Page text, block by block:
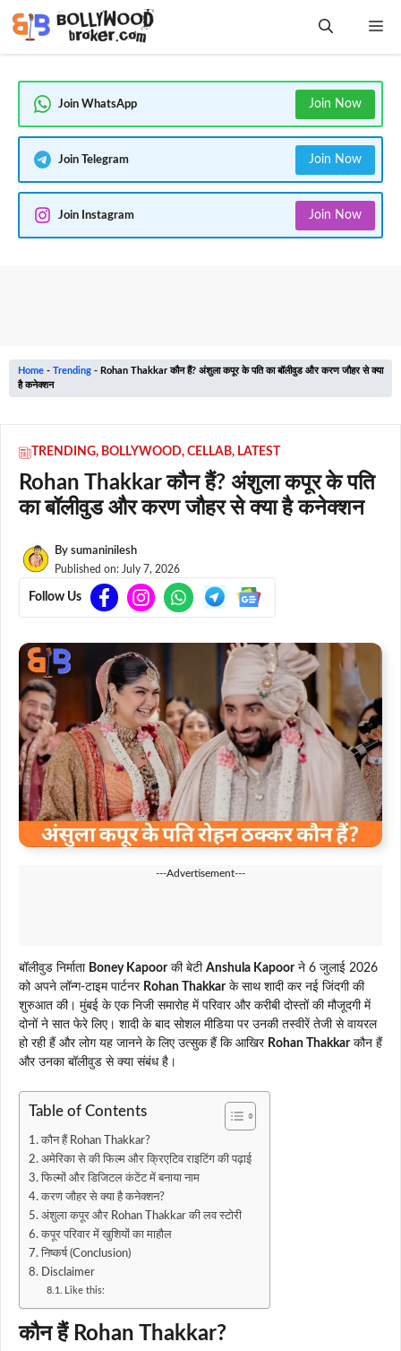
Join WhatsApp Join Now
Join Telegram Join Now
Join Instagram Join Now
Home - Trending - Rohan Thakkar कौन हैं? अंशुला कपूर के पति का बॉलीवुड और करण जौहर से क्या
है कनेक्शन
TRENDING, BOLLYWOOD, CELLAB, LATEST
Rohan Thakkar कौन हैं? अंशुला कपूर के पति
का बॉलीवुड और करण जौहर से क्या है कनेक्शन
By sumaninilesh
Published on: July 7, 2026
Follow Us
---Advertisement---
बॉलीवुड निर्माता Boney Kapoorकी बेटी Anshula Kapoorने 6 जुलाई 2026
को अपने लॉन्ग-टाइम पार्टनर Rohan Thakkarके साथ शादी कर नई जिंदगी की
शुरुआत की। मुंबई के एक निजी समारोह में परिवार और करीबी दोस्तों की मौजूदगी में
दोनों ने सात फेरे लिए। शादी के बाद सोशल मीडिया पर उनकी तस्वीरें तेजी से वायरल
हो रही हैं और लोग यह जानने के लिए उत्सुक हैं कि आखिर Rohan Thakkarकौन हैं
और उनका बॉलीवुड से क्या संबंध है।
Table of Contents
कौन हैं Rohan Thakkar?
अमेरिका से की फिल्म और क्रिएटिव राइटिंग की पढ़ाई
फिल्मों और डिजिटल कंटेंट में बनाया नाम
करण जौहर से क्या है कनेक्शन?
अंशुला कपूर और Rohan Thakkar की लव स्टोरी
कपूर परिवार में खुशियों का माहौल
निष्कर्ष (Conclusion)
Disclaimer
Like this:
कौन हैं Rohan Thakkar?